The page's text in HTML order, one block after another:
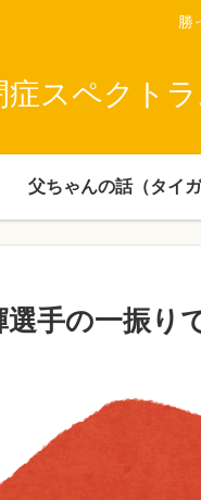
勝
症スペクト
手の一振り